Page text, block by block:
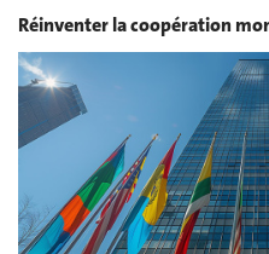
Réinventer la coopération